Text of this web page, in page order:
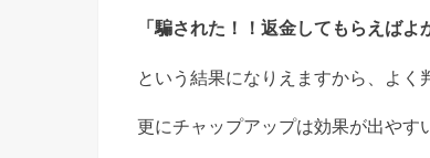
「騙された！！返金してもらえばよ
という結果になりえますから、よく
更にチャップアップは効果が出やす